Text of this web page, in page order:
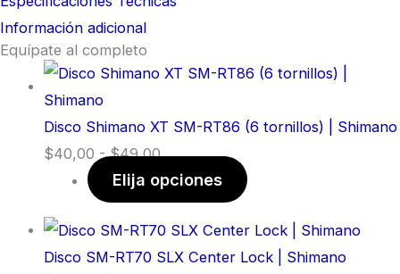
Información adicional
Equípate al completo
Disco Shimano XT SM-RT86 (6 tornillos) | Shimano
$40,00 - $49,00
Elija opciones
Disco SM-RT70 SLX Center Lock | Shimano